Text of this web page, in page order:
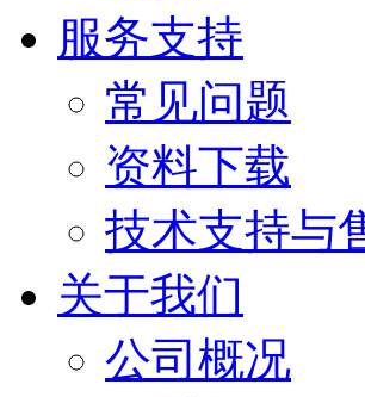
服务支持
常见问题
资料下载
技术支持与
关于我们
公司概况